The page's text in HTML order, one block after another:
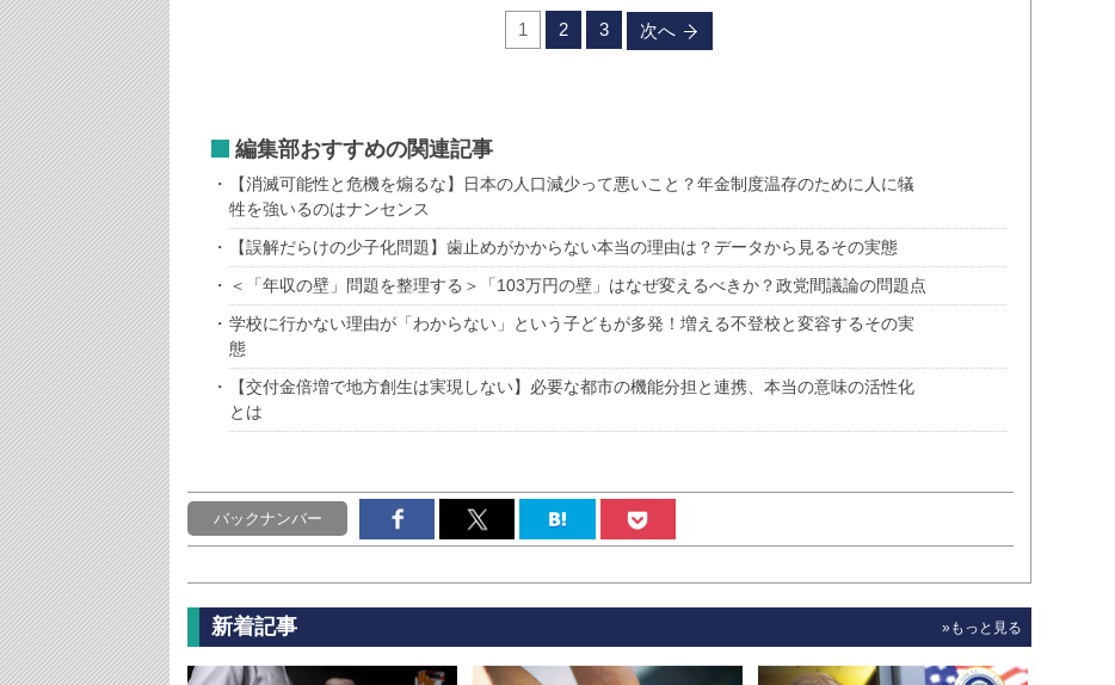
1 2 3 次へ
編集部おすすめの関連記事
【消滅可能性と危機を煽るな】日本の人口減少って悪いこと？年金制度温存のために人に犠
牲を強いるのはナンセンス
【誤解だらけの少子化問題】歯止めがかからない本当の理由は？データから見るその実態
＜「年収の壁」問題を整理する＞「103万円の壁」はなぜ変えるべきか？政党間議論の問題点
学校に行かない理由が「わからない」という子どもが多発！増える不登校と変容するその実
態
【交付金倍増で地方創生は実現しない】必要な都市の機能分担と連携、本当の意味の活性化
とは
バックナンバー
新着記事 »もっと見る